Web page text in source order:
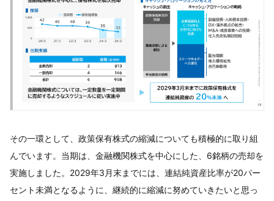
その一環として、政策保有株式の縮減についても積極的に取り組
んでいます。当期は、金融機関株式を中心にした、6銘柄の売却を
実施しました。2029年3月末までには、連結純資産比率が20パー
セント未満となるように、継続的に縮減に努めていきたいと思っ